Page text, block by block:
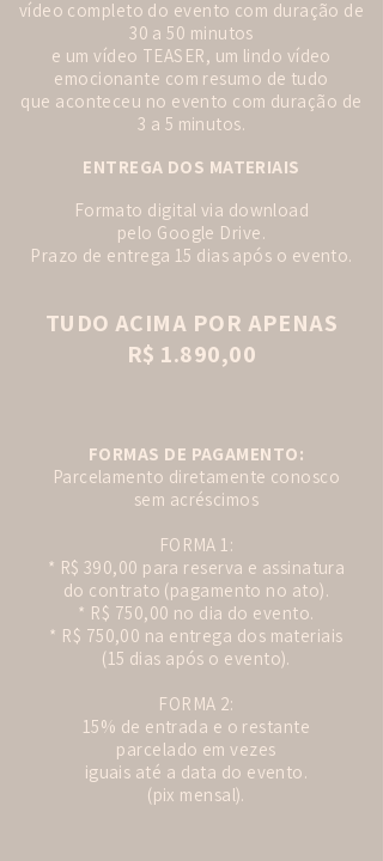
vídeo completo do evento com duração de
30 a 50 minutos
e um vídeo TEASER, um lindo vídeo
emocionante com resumo de tudo
que aconteceu no evento com duração de
3 a 5 minutos.
ENTREGA DOS MATERIAIS
Formato digital via download
pelo Google Drive.
Prazo de entrega 15 dias após o evento.
TUDO ACIMA POR APENAS
R$ 1.890,00
FORMAS DE PAGAMENTO:
Parcelamento diretamente conosco
sem acréscimos
FORMA 1:
* R$ 390,00 para reserva e assinatura
do contrato (pagamento no ato).
* R$ 750,00 no dia do evento.
* R$ 750,00 na entrega dos materiais
(15 dias após o evento).
FORMA 2:
15% de entrada e o restante
parcelado em vezes
iguais até a data do evento.
(pix mensal).